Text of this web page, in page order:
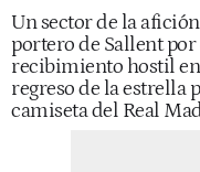
Un sector de la
portero de Sallent
recibimiento hostil
regreso de la estrella
camiseta del Real